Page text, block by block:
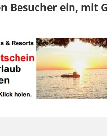
Besucher ein, mit